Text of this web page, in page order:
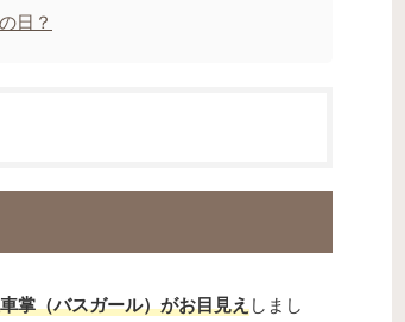
日？
掌（バスガール）がお目見えしまし